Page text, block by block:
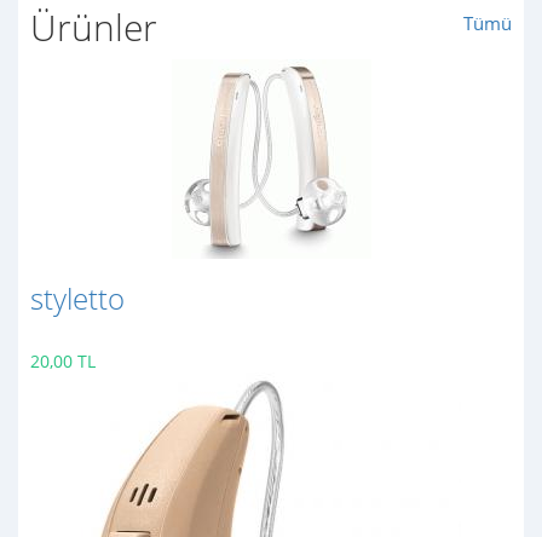
Ürünler Tümü
styletto
20,00 TL